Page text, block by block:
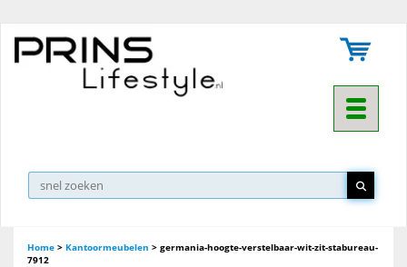
Toggle
Home > Kantoormeubelen > germania-hoogte-verstelbaar-wit-zit-stabureau-
7912